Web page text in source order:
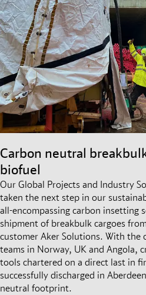
Carbon neutral
biofuel
Our Global Projects and Industry
taken the next step in our
all-encompassing carbon
shipment of breakbulk cargoes
customer Aker Solutions. With the
teams in Norway, UK and Angola,
tools chartered on a direct last in
successfully discharged in
neutral footprint.